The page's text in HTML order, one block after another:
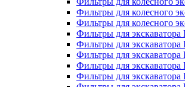
Фильтры для колесного
Фильтры для колесного
Фильтры для экскаватора
Фильтры для экскаватора
Фильтры для
Фильтры для экскаватора
Фильтры для экскаватора